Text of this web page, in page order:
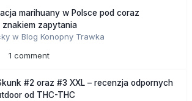
marihuany w Polsce pod coraz
znakiem zapytania
w Blog Konopny Trawka
1 comment
#2 oraz #3 XXL – recenzja odpornych
od THC-THC